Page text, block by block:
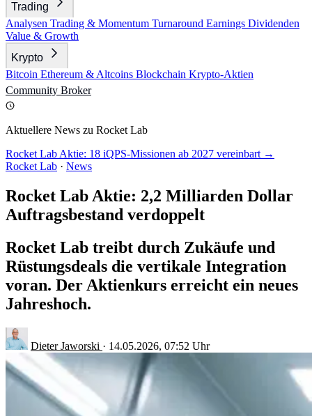
Trading
Analysen Trading & Momentum Turnaround Earnings Dividenden
Value & Growth
Krypto
Bitcoin Ethereum & Altcoins Blockchain Krypto-Aktien
Community Broker
Aktuellere News zu Rocket Lab
Rocket Lab Aktie: 18 iQPS-Missionen ab 2027 vereinbart →
Rocket Lab · News
Rocket Lab Aktie: 2,2 Milliarden Dollar
Auftragsbestand verdoppelt
Rocket Lab treibt durch Zukäufe und
Rüstungsdeals die vertikale Integration
voran. Der Aktienkurs erreicht ein neues
Jahreshoch.
Dieter Jaworski · 14.05.2026, 07:52 Uhr